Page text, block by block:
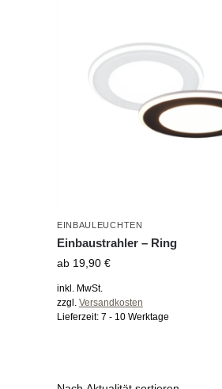
EINBAULEUCHTEN
Einbaustrahler – Ring
ab 19,90 €
inkl. MwSt.
zzgl. Versandkosten
Lieferzeit: 7 - 10 Werktage